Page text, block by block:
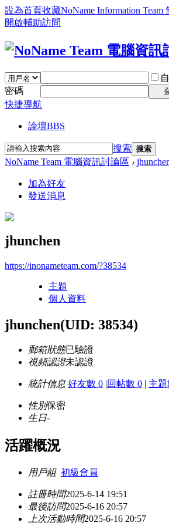
設為首頁收藏NoName Information Team
開啟輔助訪問
密碼
快捷導航
論壇BBS
搜索 搜索
NoName Team 電腦資訊討論區 ›
加為好友
發送消息
jhunchen
https://inonameteam.com/?38534
主題
個人資料
jhunchen(UID: 38534)
郵箱狀態已驗證
視頻認證未認證
統計信息 好友數 0 |回帖數 0 | 主題
性別保密
生日-
活躍概況
用戶組 初級會員
註冊時間2025-6-14 19:51
最後訪問2025-6-16 20:57
上次活動時間2025-6-16 20:57